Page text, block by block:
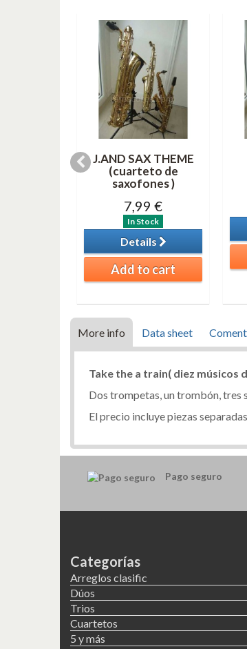
J.AND SAX THEME
(cuarteto de
saxofones )
7,99 €
In Stock
Details
Add to cart
More info Data sheet
Take the a train( diez músicos
Dos trompetas, un trombón, tres
El precio incluye piezas
Pago seguro
Categorías
Arreglos clasific
Dúos
Trios
Cuartetos
5 y más